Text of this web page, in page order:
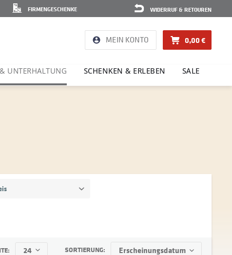
WIDERRUF & RETOUREN
FIRMENGESCHENKE
MEIN KONTO 0,00 €
UNTER­HAL­TUNG SCHENKEN & ERLEBEN SALE
SORTIERUNG: